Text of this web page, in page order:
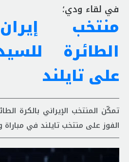
في لقاء ودي؛
منتخب
الطائرة
على تايلند
تمكّن المنتخب الإيراني بالكرة
الفوز على منتخب تايلند في مباراة